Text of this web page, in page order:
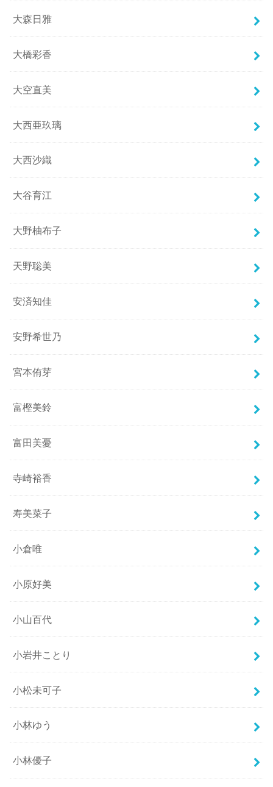
大森日雅
大橋彩香
大空直美
大西亜玖璃
大西沙織
大谷育江
大野柚布子
天野聡美
安済知佳
安野希世乃
宮本侑芽
富樫美鈴
富田美憂
寺崎裕香
寿美菜子
小倉唯
小原好美
小山百代
小岩井ことり
小松未可子
小林ゆう
小林優子